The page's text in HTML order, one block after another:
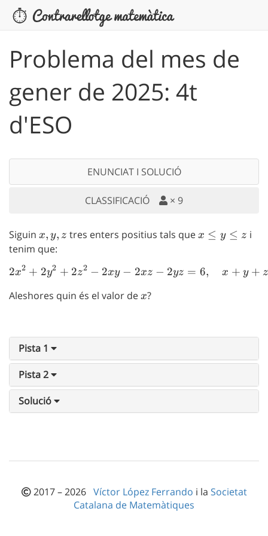
Problema del mes de
gener de 2025: 4t
d'ESO
ENUNCIAT I SOLUCIÓ
CLASSIFICACIÓ × 9
Siguin x,y,z
x, y, z tres enters positius tals quex
\leq
x ≤ y ≤ z i
tenim que:
2x^2 + 2y^2 + 2z^2 -
2x2 + 2y2 + 2z2 − 2xy − 2xz − 2yz = 6, x + y + z
Aleshores quin és el valor dex
x?
Pista 1
Pista 2
Solució
2017 – 2026 Víctor López Ferrando i la Societat
Catalana de Matemàtiques